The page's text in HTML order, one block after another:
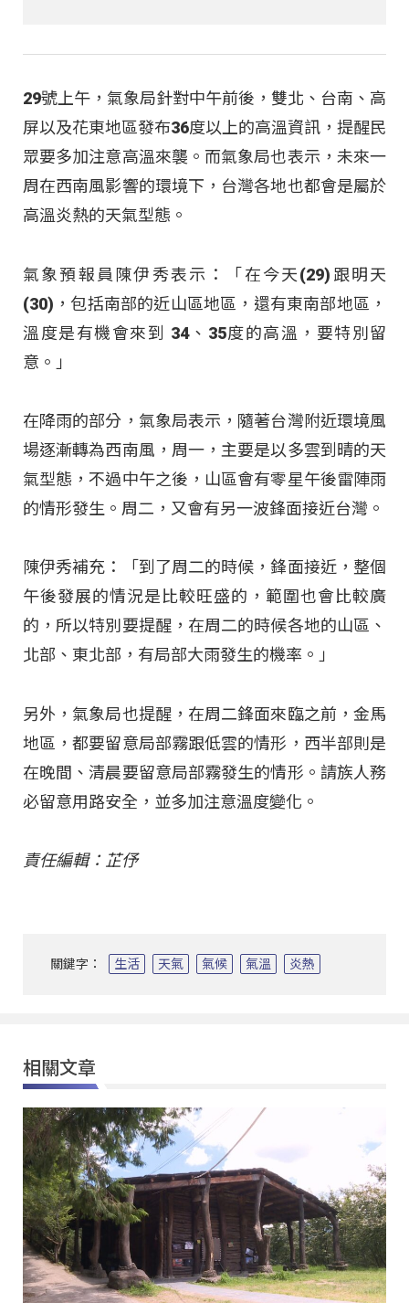
29號上午，氣象局針對中午前後，雙北、台南、高
屏以及花東地區發布36度以上的高溫資訊，提醒民
眾要多加注意高溫來襲。而氣象局也表示，未來一
周在西南風影響的環境下，台灣各地也都會是屬於
高溫炎熱的天氣型態。
氣象預報員陳伊秀表示：「在今天(29)跟明天
(30)，包括南部的近山區地區，還有東南部地區，
溫度是有機會來到 34、35度的高溫，要特別留
意。」
在降雨的部分，氣象局表示，隨著台灣附近環境風
場逐漸轉為西南風，周一，主要是以多雲到晴的天
氣型態，不過中午之後，山區會有零星午後雷陣雨
的情形發生。周二，又會有另一波鋒面接近台灣。
陳伊秀補充：「到了周二的時候，鋒面接近，整個
午後發展的情況是比較旺盛的，範圍也會比較廣
的，所以特別要提醒，在周二的時候各地的山區、
北部、東北部，有局部大雨發生的機率。」
另外，氣象局也提醒，在周二鋒面來臨之前，金馬
地區，都要留意局部霧跟低雲的情形，西半部則是
在晚間、清晨要留意局部霧發生的情形。請族人務
必留意用路安全，並多加注意溫度變化。
責任編輯：芷伃
關鍵字： 生活 天氣 氣候 氣溫 炎熱
相關文章